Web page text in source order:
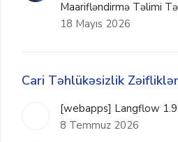
Maarifləndirmə Təlimi
18 Mayıs 2026
Cari Təhlükəsizlik
[webapps] Langflow
8 Temmuz 2026